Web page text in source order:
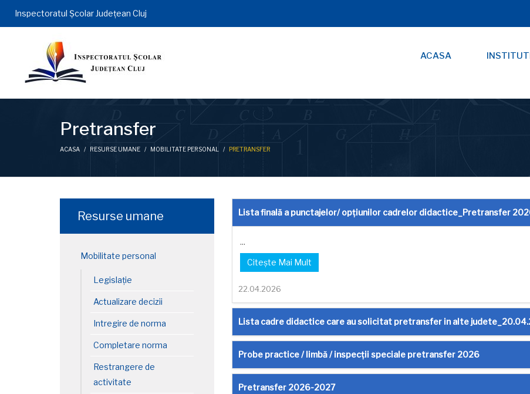
Inspectoratul Şcolar Județean Cluj
ACASA
Pretransfer
ACASA / RESURSE UMANE / MOBILITATE PERSONAL / PRETRANSFER
Lista finală a punctajelor/ opțiunilor cadrelor didactice_Pretransfer
...
Citește Mai Mult
22.04.2026
Lista cadre didactice care au solicitat pretransfer in alte
Probe practice / limbă / inspecții speciale pretransfer 2026
Pretransfer 2026-2027
Resurse umane
Mobilitate personal
Legislație
Actualizare decizii
Intregire de norma
Completare norma
Restrangere de
activitate